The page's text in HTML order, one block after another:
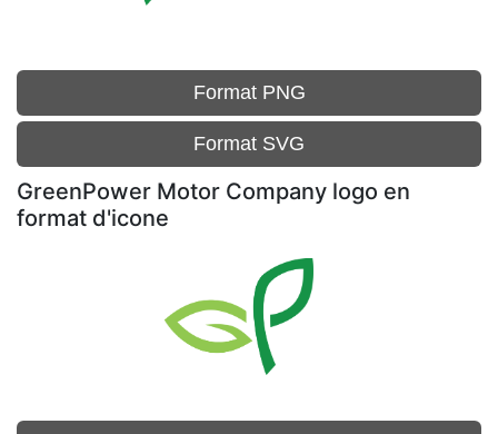
Format PNG
Format SVG
GreenPower Motor Company logo en
format d'icone